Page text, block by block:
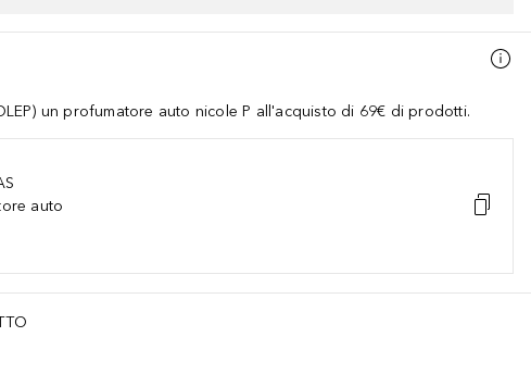
un profumatore auto nicole P all'acquisto di 69€ di prodotti.
auto